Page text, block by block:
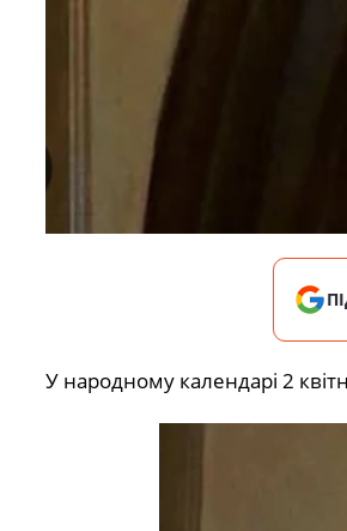
У народному календарі 2